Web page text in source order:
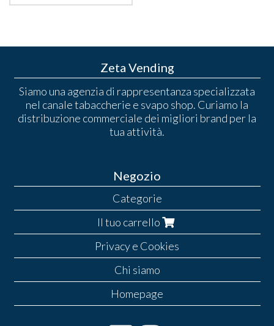
Zeta Vending
Siamo una agenzia di rappresentanza specializzata
nel canale tabaccherie e svapo shop. Curiamo la
distribuzione commerciale dei migliori brand per la
tua attività.
Negozio
Categorie
Il tuo carrello
Privacy e Cookies
Chi siamo
Homepage